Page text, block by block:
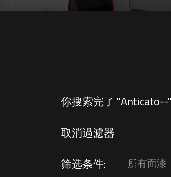
你搜索完了 "Anticato--"
取消過濾器
筛选条件:
所有面漆